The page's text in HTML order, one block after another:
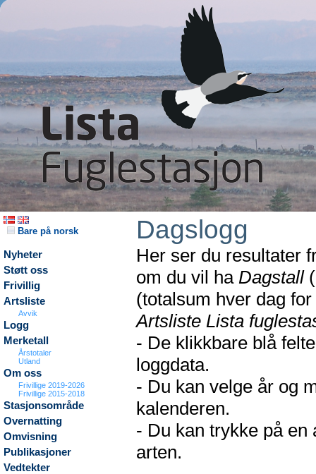
Bare på norsk
Nyheter
Støtt oss
Frivillig
Artsliste
Avvik
Logg
Merketall
Årstotaler
Utland
Om oss
Frivillige 2019-2026
Frivillige 2015-2018
Stasjonsområde
Overnatting
Omvisning
Publikasjoner
Vedtekter
Dagslogg
Her ser du resultater
om du vil ha Dagstall
(totalsum hver dag
Artsliste Lista
- De klikkbare blå
loggdata.
- Du kan velge år og
kalenderen.
- Du kan trykke på en
arten.